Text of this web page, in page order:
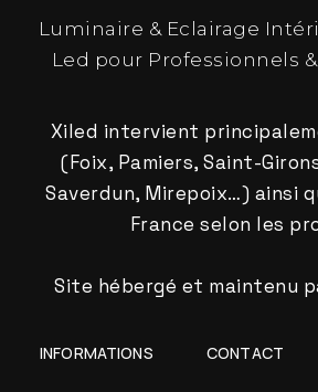
Luminaire & Eclairage
Led pour Professionnels
Xiled intervient
(Foix, Pamiers, Saint-
Saverdun, Mirepoix…) ainsi
France selon les
Site hébergé et maintenu
INFORMATIONS CONTACT